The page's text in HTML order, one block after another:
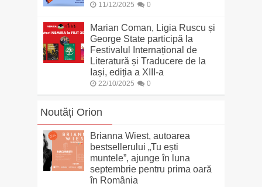
11/12/2025 0
Marian Coman, Ligia Ruscu și
George State participă la
Festivalul Internațional de
Literatură și Traducere de la
Iași, ediția a XIII-a
22/10/2025 0
Noutăți Orion
Brianna Wiest, autoarea
bestsellerului „Tu ești
muntele”, ajunge în luna
septembrie pentru prima oară
în România